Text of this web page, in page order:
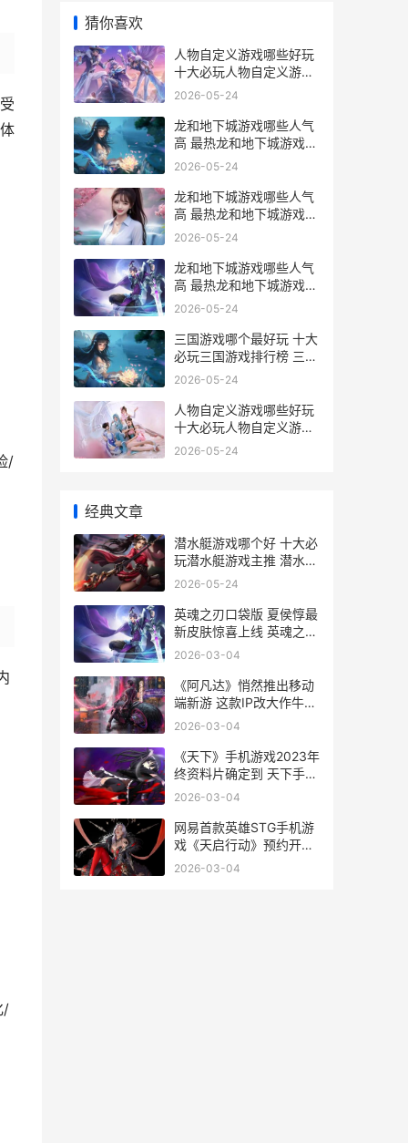
/
/
猜你喜欢
人物自定义游戏哪些好玩
十大必玩人物自定义游戏
主推 可以自定义人物性格
2026-05-24
龙和地下城游戏哪些人气
高 最热龙和地下城游戏排
行榜前10 龙与地下城是什
2026-05-24
龙和地下城游戏哪些人气
高 最热龙和地下城游戏排
行榜前10 龙与地下城规则
2026-05-24
龙和地下城游戏哪些人气
高 最热龙和地下城游戏排
行榜前10 龙与地下城的龙
2026-05-24
三国游戏哪个最好玩 十大
必玩三国游戏排行榜 三国
游戏推荐
2026-05-24
人物自定义游戏哪些好玩
十大必玩人物自定义游戏
主推 可以自定义人设的游
2026-05-24
经典文章
潜水艇游戏哪个好 十大必
玩潜水艇游戏主推 潜水艇
游戏哪个好玩
2026-05-24
英魂之刃口袋版 夏侯惇最
新皮肤惊喜上线 英魂之刃
口袋版国际服
2026-03-04
《阿凡达》悄然推出移动
端新游 这款IP改大作牛逼
在哪里 阿凡达说的啥
2026-03-04
《天下》手机游戏2023年
终资料片确定到 天下手游
官网首页
2026-03-04
网易首款英雄STG手机游
戏《天启行动》预约开始
网易新moba
2026-03-04